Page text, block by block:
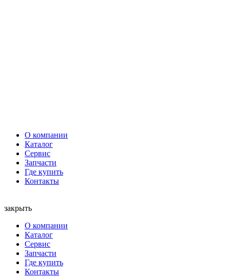
О компании
Каталог
Сервис
Запчасти
Где купить
Контакты
закрыть
О компании
Каталог
Сервис
Запчасти
Где купить
Контакты